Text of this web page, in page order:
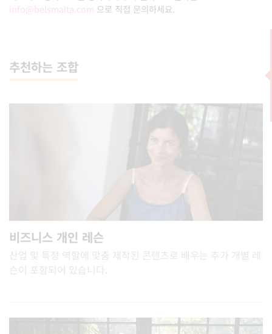
info@belsmalta.com 으로 직접 문의하세요.
추천하는 조합
비즈니스 개인 레슨
산업 및 특정 역할에 맞춤 제작된 콘텐츠로 배우는 추가 개별 레
슨이 포함되어 있습니다.